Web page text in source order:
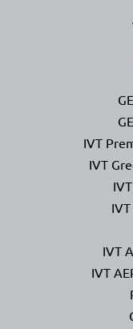
IVT
IVT
IVT
IVT